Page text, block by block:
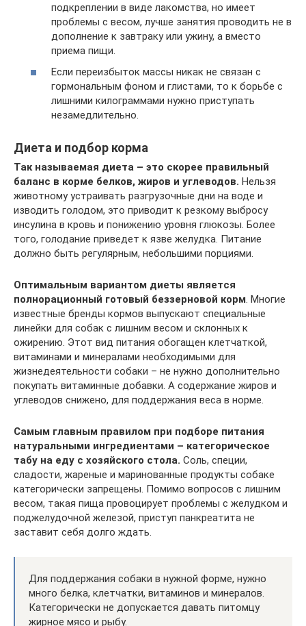
подкреплении в виде лакомства, но имеет
проблемы с весом, лучше занятия проводить не в
дополнение к завтраку или ужину, а вместо
приема пищи.
Если переизбыток массы никак не связан с
гормональным фоном и глистами, то к борьбе с
лишними килограммами нужно приступать
незамедлительно.
Диета и подбор корма
Так называемая диета – это скорее правильный
баланс в корме белков, жиров и углеводов. Нельзя
животному устраивать разгрузочные дни на воде и
изводить голодом, это приводит к резкому выбросу
инсулина в кровь и понижению уровня глюкозы. Более
того, голодание приведет к язве желудка. Питание
должно быть регулярным, небольшими порциями.
Оптимальным вариантом диеты является
полнорационный готовый беззерновой корм. Многие
известные бренды кормов выпускают специальные
линейки для собак с лишним весом и склонных к
ожирению. Этот вид питания обогащен клетчаткой,
витаминами и минералами необходимыми для
жизнедеятельности собаки – не нужно дополнительно
покупать витаминные добавки. А содержание жиров и
углеводов снижено, для поддержания веса в норме.
Самым главным правилом при подборе питания
натуральными ингредиентами – категорическое
табу на еду с хозяйского стола. Соль, специи,
сладости, жареные и маринованные продукты собаке
категорически запрещены. Помимо вопросов с лишним
весом, такая пища провоцирует проблемы с желудком и
поджелудочной железой, приступ панкреатита не
заставит себя долго ждать.
Для поддержания собаки в нужной форме, нужно
много белка, клетчатки, витаминов и минералов.
Категорически не допускается давать питомцу
жирное мясо и рыбу.